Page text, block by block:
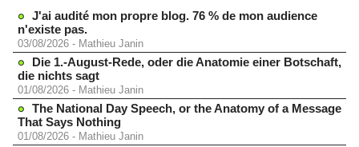
J'ai audité mon propre blog. 76 % de mon audience
n'existe pas.
03/08/2026 - Mathieu Janin
Die 1.-August-Rede, oder die Anatomie einer Botschaft,
die nichts sagt
01/08/2026 - Mathieu Janin
The National Day Speech, or the Anatomy of a Message
That Says Nothing
01/08/2026 - Mathieu Janin